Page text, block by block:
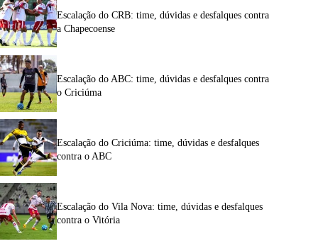
Escalação do CRB: time, dúvidas e desfalques contra
a Chapecoense
Escalação do ABC: time, dúvidas e desfalques contra
o Criciúma
Escalação do Criciúma: time, dúvidas e desfalques
contra o ABC
Escalação do Vila Nova: time, dúvidas e desfalques
contra o Vitória